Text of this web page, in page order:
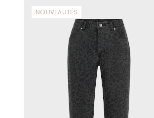
NOUVEAUTÉS